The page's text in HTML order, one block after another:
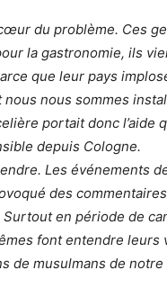
du problème. Ces
la gastronomie, ils
que leur pays
nous sommes
portait donc
depuis Cologne.
Les événements
des
en période de
font entendre leurs
de musulmans de